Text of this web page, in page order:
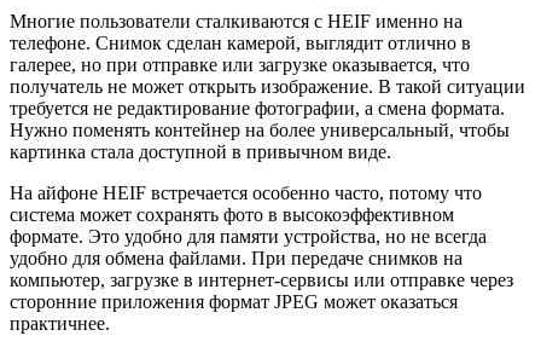
Многие пользователи сталкиваются с HEIF именно на
телефоне. Снимок сделан камерой, выглядит отлично в
галерее, но при отправке или загрузке оказывается, что
получатель не может открыть изображение. В такой ситуации
требуется не редактирование фотографии, а смена формата.
Нужно поменять контейнер на более универсальный, чтобы
картинка стала доступной в привычном виде.
На айфоне HEIF встречается особенно часто, потому что
система может сохранять фото в высокоэффективном
формате. Это удобно для памяти устройства, но не всегда
удобно для обмена файлами. При передаче снимков на
компьютер, загрузке в интернет-сервисы или отправке через
сторонние приложения формат JPEG может оказаться
практичнее.